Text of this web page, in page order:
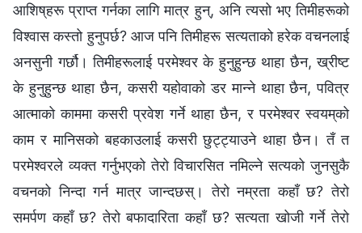
आशिष्‌हरू प्राप्‍त गर्नका लागि मात्र हुन्, अनि त्यसो भए तिमीहरूको
विश्‍वास कस्तो हुनुपर्छ? आज पनि तिमीहरू सत्यताको हरेक वचनलाई
अनसुनी गर्छौ। तिमीहरूलाई परमेश्‍वर के हुनुहुन्छ थाहा छैन, ख्रीष्ट
के हुनुहुन्छ थाहा छैन, कसरी यहोवाको डर मान्ने थाहा छैन, पवित्र
आत्माको काममा कसरी प्रवेश गर्ने थाहा छैन, र परमेश्‍वर स्वयम्‌को
काम र मानिसको बहकाउलाई कसरी छुट्ट्याउने थाहा छैन। तँ त
परमेश्‍वरले व्यक्त गर्नुभएको तेरो विचारसित नमिल्ने सत्यको जुनसुकै
वचनको निन्दा गर्न मात्र जान्दछस्। तेरो नम्रता कहाँ छ? तेरो
समर्पण कहाँ छ? तेरो बफादारिता कहाँ छ? सत्यता खोजी गर्ने तेरो